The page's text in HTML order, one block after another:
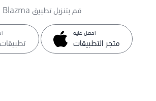
قم بتنزيل تطبيق Blazma
احصل عليه
متجر التطبيقات